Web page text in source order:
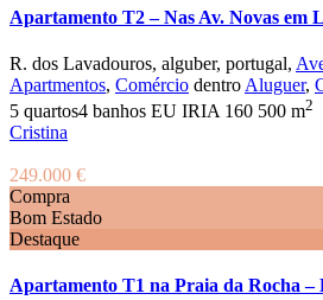
Apartamento T2 – Nas Av. Novas em
R. dos Lavadouros, alguber, portugal,
Apartmentos, Comércio dentro Aluguer,
5 quartos4 banhos EU IRIA 160 500 m2
Cristina
249.000 €
Compra
Bom Estado
Destaque
Apartamento T1 na Praia da Rocha –